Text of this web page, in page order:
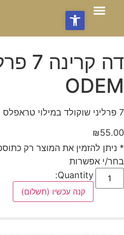
דה
ODEM
7 פרליני שוקולד במילוי טראפלס מריר 75 גרם
₪55.00
* ניתן להזמין את המוצר רק
בחר/י אפשרות
Quantity:
קנה עכשיו (תשלום)
פתח סרגל נגישות